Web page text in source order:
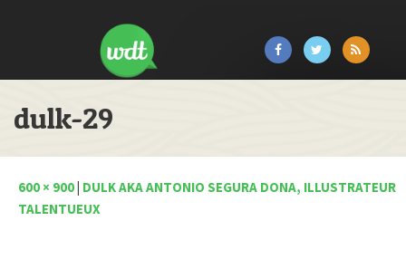
dulk-29
600 × 900| DULK AKA ANTONIO SEGURA DONA, ILLUSTRATEUR
TALENTUEUX